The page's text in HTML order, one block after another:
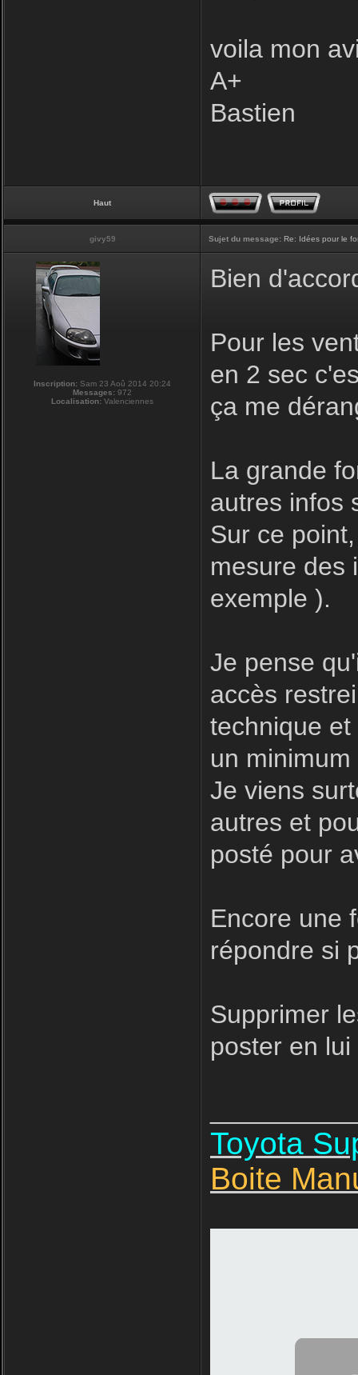
voila mon
A+
Bastien
Haut
givy59 Sujet du message: Re: Idées pour le
Inscription: Sam 23 Aoû 2014 20:24
Messages: 972
Localisation: Valenciennes
Bien
Pour les
en 2 sec
ça me
La grande
autres infos
Sur ce
mesure des
exemple ).
Je pense
accès
technique
un
Je viens
autres et
posté pour
Encore une
répondre si
Supprimer
poster en
Toyota
Boite